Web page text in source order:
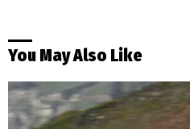
You May Also Like